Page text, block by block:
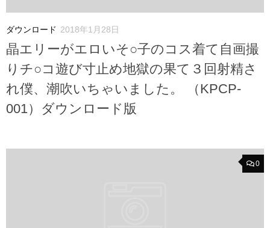
ダウンロード 2018年1月28日
晶エリーがエロいそ○子のコス着て自画撮
りチ○コ遊び寸止め地獄の果て３回射精さ
れ僕、潮吹いちゃいました。 （KPCP-
001）ダウンロード版
0